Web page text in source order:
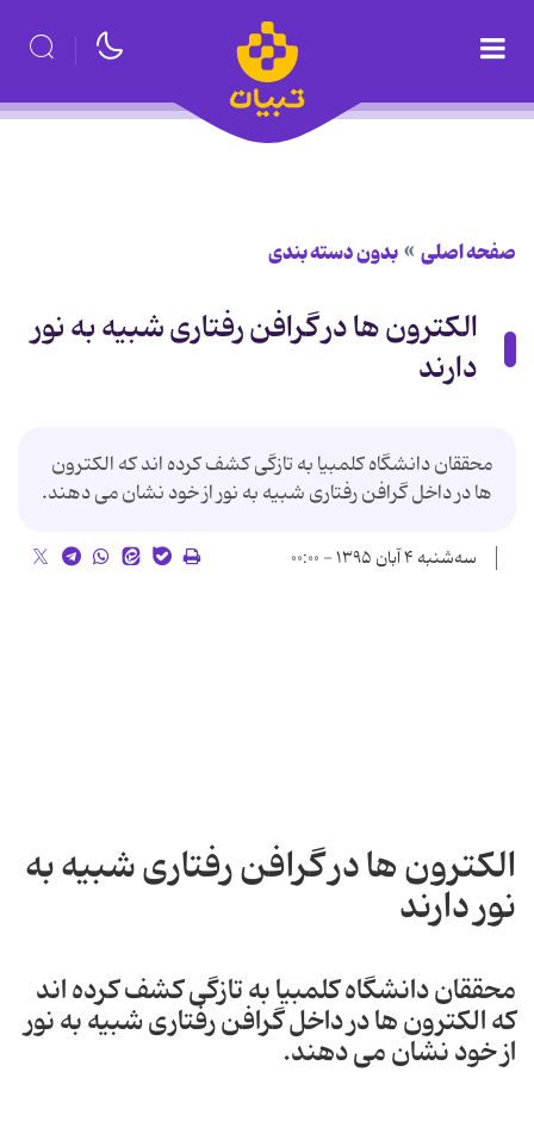
صفحه اصلی بدون دسته بندی
الکترون ها در گرافن رفتاری شبیه به نور
دارند
محققان دانشگاه کلمبیا به تازگی کشف کرده اند که الکترون
ها در داخل گرافن رفتاری شبیه به نور از خود نشان می دهند.
سه‌شنبه ۴ آبان ۱۳۹۵ - ۰۰:۰۰
الکترون ها در گرافن رفتاری شبیه به
نور دارند
محققان دانشگاه کلمبیا به تازگی کشف کرده اند
که الکترون ها در داخل گرافن رفتاری شبیه به نور
از خود نشان می دهند.